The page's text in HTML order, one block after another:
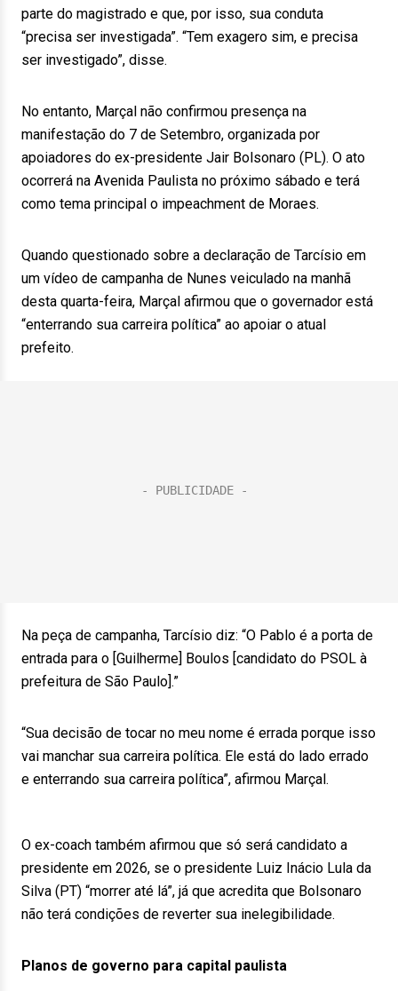
parte do magistrado e que, por isso, sua conduta
“precisa ser investigada”. “Tem exagero sim, e precisa
ser investigado”, disse.
No entanto, Marçal não confirmou presença na
manifestação do 7 de Setembro, organizada por
apoiadores do ex-presidente Jair Bolsonaro (PL). O ato
ocorrerá na Avenida Paulista no próximo sábado e terá
como tema principal o impeachment de Moraes.
Quando questionado sobre a declaração de Tarcísio em
um vídeo de campanha de Nunes veiculado na manhã
desta quarta-feira, Marçal afirmou que o governador está
“enterrando sua carreira política” ao apoiar o atual
prefeito.
Na peça de campanha, Tarcísio diz: “O Pablo é a porta de
entrada para o [Guilherme] Boulos [candidato do PSOL à
prefeitura de São Paulo].”
“Sua decisão de tocar no meu nome é errada porque isso
vai manchar sua carreira política. Ele está do lado errado
e enterrando sua carreira política”, afirmou Marçal.
O ex-coach também afirmou que só será candidato a
presidente em 2026, se o presidente Luiz Inácio Lula da
Silva (PT) “morrer até lá”, já que acredita que Bolsonaro
não terá condições de reverter sua inelegibilidade.
Planos de governo para capital paulista